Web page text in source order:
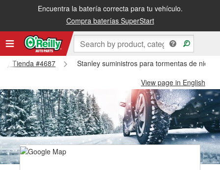
Encuentra la batería correcta para tu vehículo.
Compra baterías SuperStart
Tienda #4687
Stanley suministros para tormentas de nieve
View page in English